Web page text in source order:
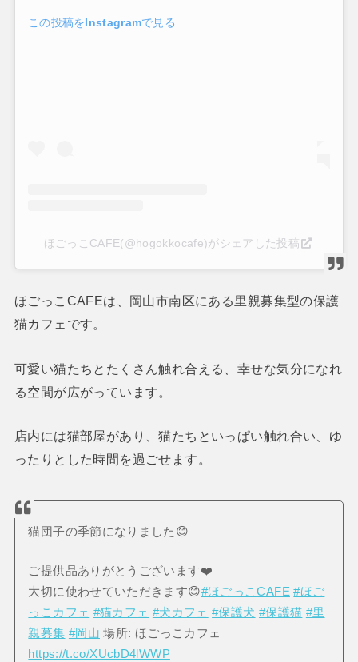
この投稿をInstagramで見る
ほごっこCAFE(@hogokkocafe)がシェアした投稿
ほごっこCAFEは、岡山市南区にある里親募集型の保護
猫カフェです。
可愛い猫たちとたくさん触れ合える、幸せな気分になれ
る空間が広がっています。
店内には猫部屋があり、猫たちといっぱい触れ合い、ゆ
ったりとした時間を過ごせます。
猫団子の季節になりました😊
ご提供品ありがとうございます❤️
大切に使わせていただきます😊#ほごっこCAFE #ほご
っこカフェ #猫カフェ #犬カフェ #保護犬 #保護猫 #里
親募集 #岡山 場所: ほごっこカフェ
https://t.co/XUcbD4lWWP